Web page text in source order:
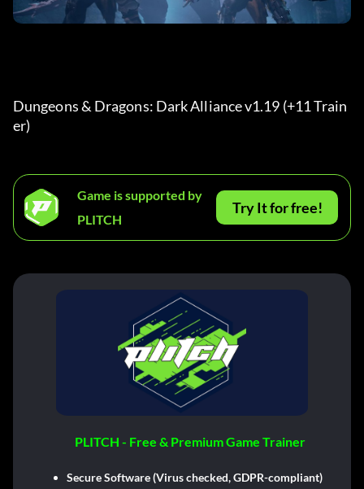
Dungeons & Dragons: Dark Alliance v1.19 (+11 Train
er)
Game is supported by
PLITCH
Try It for free!
PLITCH - Free & Premium Game Trainer
Secure Software (Virus checked, GDPR-compliant)